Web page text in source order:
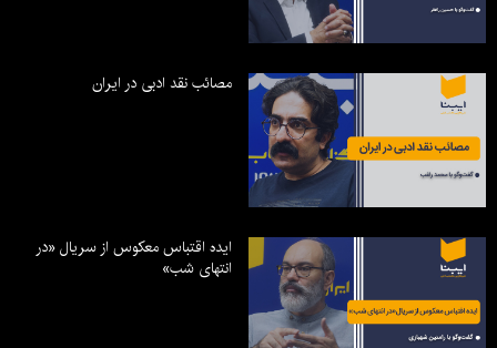
مصائب نقد ادبی در ایران
ایده اقتباس معکوس از سریال «در
انتهای شب»